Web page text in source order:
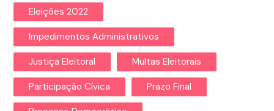
Eleições 2022
Impedimentos Administrativos
Justiça Eleitoral Multas Eleitorais
Participação Cívica Prazo Final